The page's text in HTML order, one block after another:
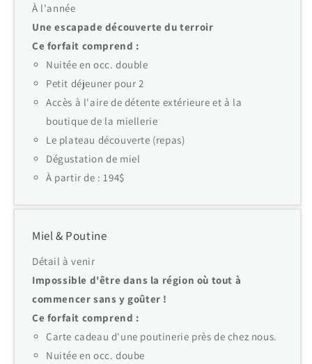
À l'année
Une escapade découverte du terroir
Ce forfait comprend :
Nuitée en occ. double
Petit déjeuner pour 2
Accès à l'aire de détente extérieure et à la
boutique de la miellerie
Le plateau découverte (repas)
Dégustation de miel
À partir de : 194$
Miel & Poutine
Détail à venir
Impossible d'être dans la région où tout à
commencer sans y goûter !
Ce forfait comprend :
Carte cadeau d'une poutinerie près de chez nous.
Nuitée en occ. doube